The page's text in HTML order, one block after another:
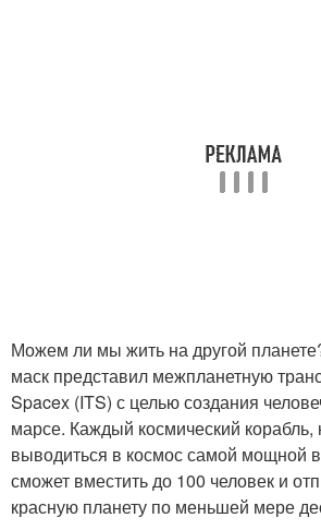
Можем ли мы жить на другой
маск представил межпланетную
Spacex (ITS) с целью создания
марсе. Каждый космический корабль,
выводиться в космос самой мощной
сможет вместить до 100 человек и
красную планету по меньшей мере